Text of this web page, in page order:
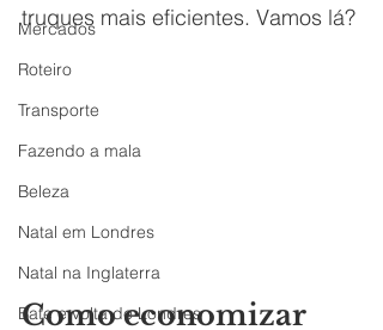
Mercados
Roteiro
Transporte
Fazendo a mala
Beleza
Natal em Londres
Natal na Inglaterra
Bate e volta de Londres
truques mais eficientes. Vamos lá?
Como economizar